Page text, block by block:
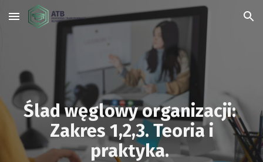
Skip to main content Skip to navigation
Ślad węglowy organizacji:
Zakres 1,2,3. Teoria i
praktyka.